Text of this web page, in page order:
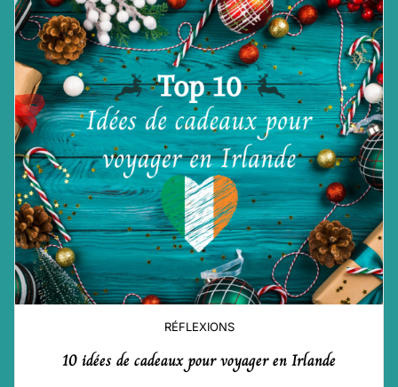
RÉFLEXIONS
10 idées de cadeaux pour voyager en Irlande